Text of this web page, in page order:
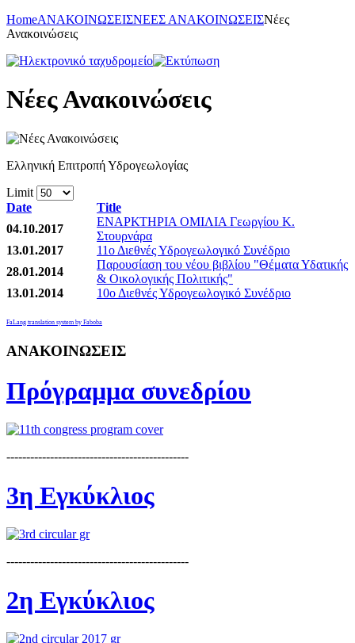
HomeΑΝΑΚΟΙΝΩΣΕΙΣΝΕΕΣ ΑΝΑΚΟΙΝΩΣΕΙΣΝέες
Ανακοινώσεις
Νέες Ανακοινώσεις
Ελληνική Επιτροπή Υδρογεωλογίας
Limit
Date
Title
04.10.2017
ΕΝΑΡΚΤΗΡΙΑ ΟΜΙΛΙΑ Γεωργίου Κ.
Στουρνάρα
13.01.2017
11ο Διεθνές Υδρογεωλογικό Συνέδριο
28.01.2014
Παρουσίαση του νέου βιβλίου "Θέματα Υδατικής
& Οικολογικής Πολιτικής"
13.01.2014
10ο Διεθνές Υδρογεωλογικό Συνέδριο
FaLang translation system by Faboba
ΑΝΑΚΟΙΝΩΣΕΙΣ
Πρόγραμμα συνεδρίου
----------------------------------------------
3η Εγκύκλιος
----------------------------------------------
2η Εγκύκλιος